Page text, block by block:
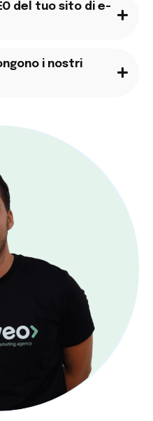
del tuo sito di e-
i nostri